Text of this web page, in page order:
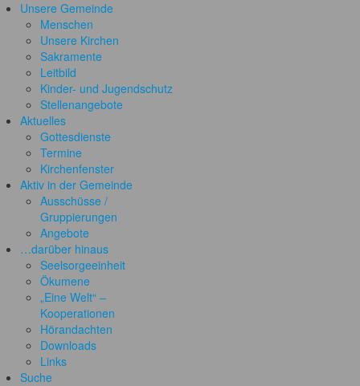
Unsere Gemeinde
Menschen
Unsere Kirchen
Sakramente
Leitbild
Kinder- und Jugendschutz
Stellenangebote
Aktuelles
Gottesdienste
Termine
Kirchenfenster
Aktiv in der Gemeinde
Ausschüsse /
Gruppierungen
Angebote
…darüber hinaus
Seelsorgeeinheit
Ökumene
„Eine Welt“ –
Kooperationen
Hörandachten
Downloads
Links
Suche